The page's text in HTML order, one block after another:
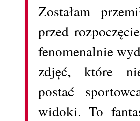
Zostałam
przed
fenomenalnie
zdjęć, które
postać
widoki. To